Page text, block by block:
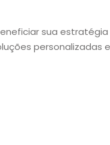
sua estratégia
personalizadas e